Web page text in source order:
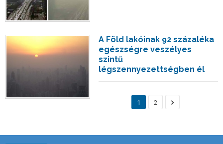
A Föld lakóinak 92 százaléka
egészségre veszélyes
szintű
légszennyezettségben él
1 2